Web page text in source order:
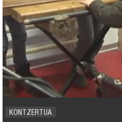
KONTZERTUA